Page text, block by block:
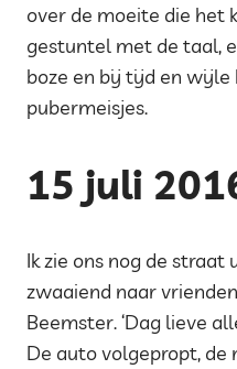
over de moeite die het
gestuntel met de taal,
boze en bij tijd en wijle
pubermeisjes.
15 juli
Ik zie ons nog de
zwaaiend naar
Beemster. ‘Dag lieve
De auto volgepropt, de